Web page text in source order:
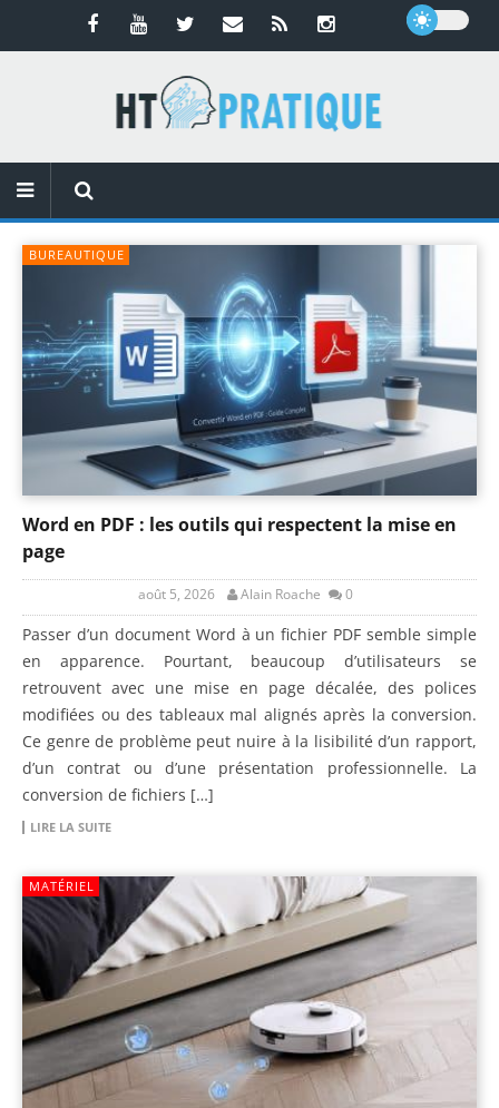
BUREAUTIQUE
Word en PDF : les outils qui respectent la mise en
page
août 5, 2026 Alain Roache 0
Passer d’un document Word à un fichier PDF semble simple
en apparence. Pourtant, beaucoup d’utilisateurs se
retrouvent avec une mise en page décalée, des polices
modifiées ou des tableaux mal alignés après la conversion.
Ce genre de problème peut nuire à la lisibilité d’un rapport,
d’un contrat ou d’une présentation professionnelle. La
conversion de fichiers […]
LIRE LA SUITE
MATÉRIEL